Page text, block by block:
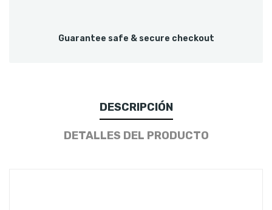
Guarantee safe & secure checkout
DESCRIPCIÓN
DETALLES DEL PRODUCTO